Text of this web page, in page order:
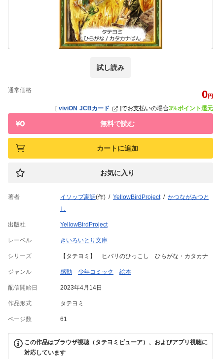
試し読み
通常価格 0円
[ viviON JCBカード ]でお支払いの場合3%ポイント還元
無料で読む
カートに追加
お気に入り
著者 イソップ寓話(作) YellowBirdProject
かつながみつと
し
出版社 YellowBirdProject
レーベル きいろいとり文庫
シリーズ 【タテヨミ】 ヒバリのひっこし ひらがな・カタカナ
ジャンル 感動 少年コミック 絵本
配信開始日 2023年4月14日
作品形式 タテヨミ
ページ数 61
この作品はブラウザ視聴（タテヨミビューア）、およびアプリ視聴に
対応しています